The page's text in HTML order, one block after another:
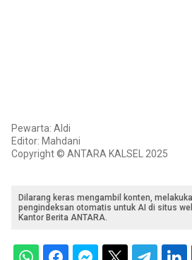
Pewarta: Aldi
Editor: Mahdani
Copyright © ANTARA KALSEL 2025
Dilarang keras mengambil konten,
pengindeksan otomatis untuk AI di situs
Kantor Berita ANTARA.